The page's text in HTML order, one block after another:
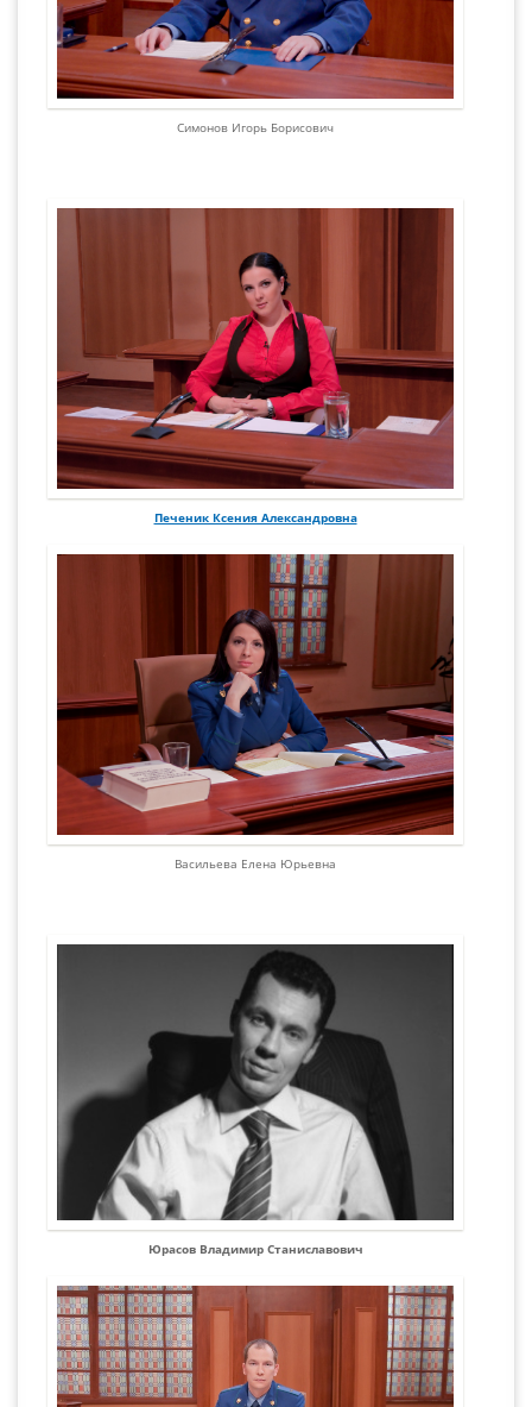
Симонов Игорь Борисович
Печеник Ксения Александровна
Васильева Елена Юрьевна
Юрасов Владимир Станиславович